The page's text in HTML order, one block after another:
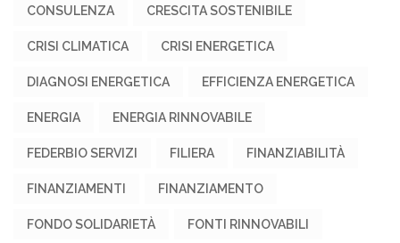
CONSULENZA CRESCITA SOSTENIBILE
CRISI CLIMATICA CRISI ENERGETICA
DIAGNOSI ENERGETICA EFFICIENZA ENERGETICA
ENERGIA ENERGIA RINNOVABILE
FEDERBIO SERVIZI FILIERA FINANZIABILITÀ
FINANZIAMENTI FINANZIAMENTO
FONDO SOLIDARIETÀ FONTI RINNOVABILI